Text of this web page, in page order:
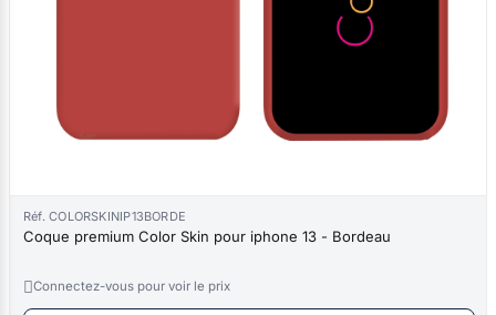
Réf. COLORSKINIP13BORDE
Coque premium Color Skin pour iphone 13 - Bordeau
Connectez-vous pour voir le prix